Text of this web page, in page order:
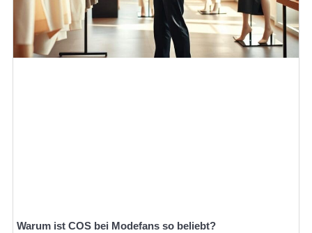
Warum ist COS bei Modefans so beliebt?